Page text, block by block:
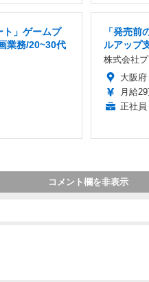
ト」ゲームプ
業務/20~30代
「発売前
ルアップ
株式会社
大阪府
月給
正社員
コメント欄を非表示